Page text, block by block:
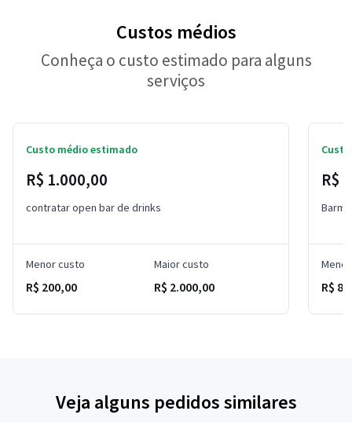
Custos médios
Conheça o custo estimado para alguns
serviços
Custo médio estimado
R$ 1.000,00
contratar open bar de drinks
Menor custo
R$ 200,00
Maior custo
R$ 2.000,00
R$
R$
Veja alguns pedidos similares